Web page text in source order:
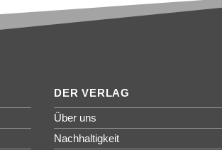
DER VERLAG
Über uns
Nachhaltigkeit